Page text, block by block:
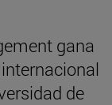
gana
de